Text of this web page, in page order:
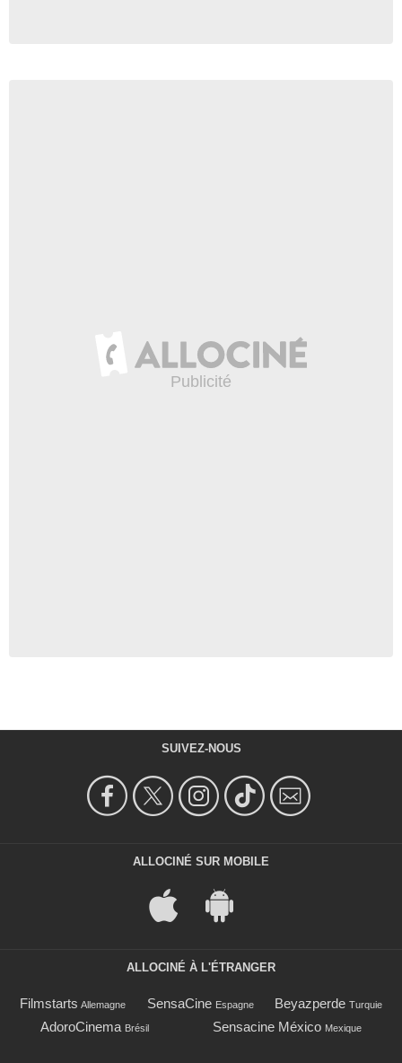
SUIVEZ-NOUS
ALLOCINÉ SUR MOBILE
ALLOCINÉ À L'ÉTRANGER
Filmstarts Allemagne SensaCine Espagne Beyazperde Turquie
AdoroCinema Brésil Sensacine México Mexique